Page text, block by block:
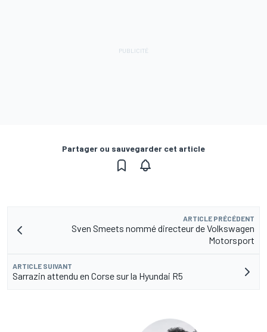
Partager ou sauvegarder cet article
ARTICLE PRÉCÉDENT
Sven Smeets nommé directeur de Volkswagen
Motorsport
ARTICLE SUIVANT
Sarrazin attendu en Corse sur la Hyundai R5